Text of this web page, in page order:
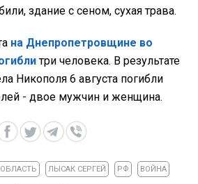
здание с сеном, сухая трава.
на Днепропетровщине во
три человека. В результате
Никополя 6 августа погибли
- двое мужчин и женщина.
ЛЫСАК СЕРГЕЙ РФ ВОЙНА